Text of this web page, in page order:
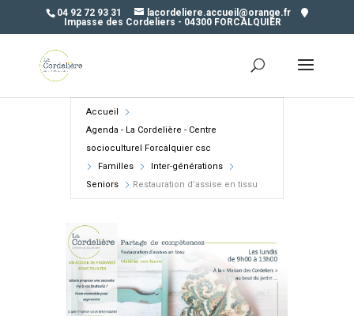
04 92 72 93 31
lacordeliere.accueil@orange.fr
Impasse des Cordeliers - 04300 FORCALQUIER
Accueil
Agenda - La Cordelière - Centre
socioculturel Forcalquier csc
Familles
Inter-générations
Seniors
Restauration d’assise en tissu